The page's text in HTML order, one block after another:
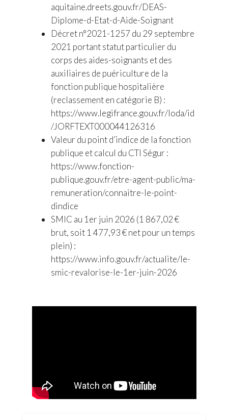
aquitaine.dreets.gouv.fr/DEAS-
Diplome-d-Etat-d-Aide-Soignant
Décret n°2021-1257 du 29 septembre
2021 portant statut particulier du
corps des aides-soignants et des
auxiliaires de puériculture de la
fonction publique hospitalière
(reclassement en catégorie B) :
https://www.legifrance.gouv.fr/loda/id
/JORFTEXT000044126316
Valeur du point d’indice de la fonction
publique et calcul du CTI Ségur :
https://www.fonction-
publique.gouv.fr/etre-agent-public/ma-
remuneration/connaitre-le-point-
dindice
SMIC au 1er juin 2026 (1 867,02 €
brut, soit 1 477,93 € net pour un temps
plein) :
https://www.info.gouv.fr/actualite/le-
smic-revalorise-le-1er-juin-2026